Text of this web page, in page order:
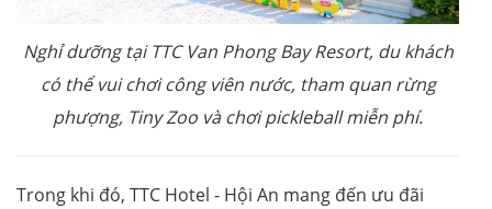
Nghỉ dưỡng tại TTC Van Phong Bay Resort, du khách
có thể vui chơi công viên nước, tham quan rừng
phượng, Tiny Zoo và chơi pickleball miễn phí.
Trong khi đó, TTC Hotel - Hội An mang đến ưu đãi